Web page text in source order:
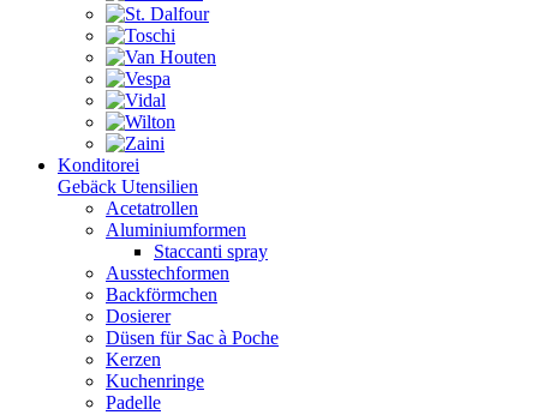
Konditorei
Gebäck Utensilien
Acetatrollen
Aluminiumformen
Staccanti spray
Ausstechformen
Backförmchen
Dosierer
Düsen für Sac à Poche
Kerzen
Kuchenringe
Padelle